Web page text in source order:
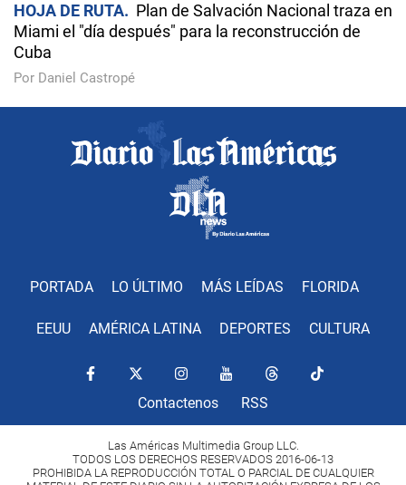
HOJA DE RUTA
Plan de Salvación Nacional traza en
Miami el "día después" para la reconstrucción de
Cuba
Por Daniel Castropé
PORTADA LO ÚLTIMO MÁS LEÍDAS FLORIDA
EEUU AMÉRICA LATINA DEPORTES CULTURA
Contactenos RSS
Las Américas Multimedia Group LLC.
TODOS LOS DERECHOS RESERVADOS 2016-06-13
PROHIBIDA LA REPRODUCCIÓN TOTAL O PARCIAL DE CUALQUIER